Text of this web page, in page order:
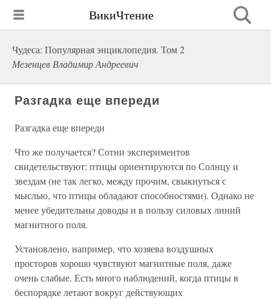
ВикиЧтение
Чудеса: Популярная энциклопедия. Том 2
Мезенцев Владимир Андреевич
Разгадка еще впереди
Разгадка еще впереди
Что же получается? Сотни экспериментов
свидетельствуют: птицы ориентируются по Солнцу и
звездам (не так легко, между прочим, свыкнуться с
мыслью, что птицы обладают способностями). Однако не
менее убедительны доводы и в пользу силовых линий
магнитного поля.
Установлено, например, что хозяева воздушных
просторов хорошо чувствуют магнитные поля, даже
очень слабые. Есть много наблюдений, когда птицы в
беспорядке летают вокруг действующих